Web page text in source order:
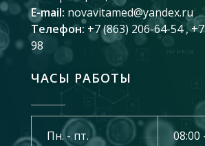
E-mail: novavitamed@yandex.ru
Телефон: +7 (863) 206-64-54 ,
98
ЧАСЫ РАБОТЫ
Пн. - пт. 08:00